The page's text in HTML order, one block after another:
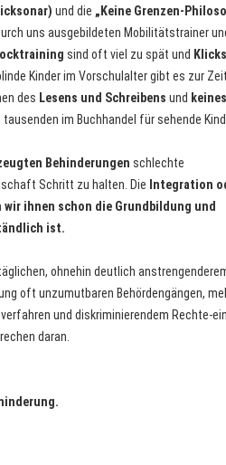
und die „Keine Grenzen-
uns ausgebildeten Mobilitätstrainer
sind oft viel zu spät und
Kinder im Vorschulalter gibt es zur Zeit
des Lesens und Schreibens und keines
im Buchhandel für sehende
Behinderungen schlechte
Schritt zu halten. Die Integration
ihnen schon die Grundbildung und
ist.
ohnehin deutlich
oft unzumutbaren Behördengängen,
und diskriminierendem Rechte-
daran.